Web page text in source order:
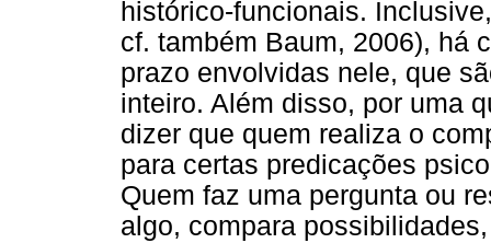
histórico-funcionais.
cf. também Baum, 2006), há
prazo envolvidas nele, que
inteiro. Além disso, por uma
dizer que quem realiza o
para certas predicações
Quem faz uma pergunta ou
algo, compara